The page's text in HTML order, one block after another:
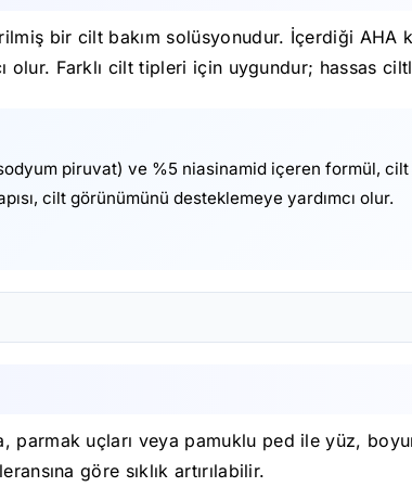
bir cilt bakım solüsyonudur. İçerdiği
olur. Farklı cilt tipleri için uygundur; hassas
piruvat) ve %5 niasinamid içeren formül,
cilt görünümünü desteklemeye yardımcı olur.
parmak uçları veya pamuklu ped ile yüz,
göre sıklık artırılabilir.